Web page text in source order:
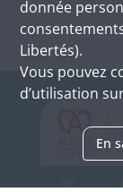
donnée
Libertés).
Vous pouvez
d’utilisation
En